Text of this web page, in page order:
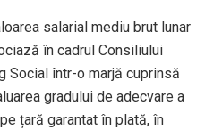
salarial mediu brut lunar
în cadrul Consiliului
Social într-o marjă cuprinsă
gradului de adecvare a
țară garantat în plată, în